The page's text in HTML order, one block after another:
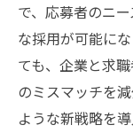
で、応募者のニ
な採用が可能に
ても、企業と求
のミスマッチを
ような新戦略を